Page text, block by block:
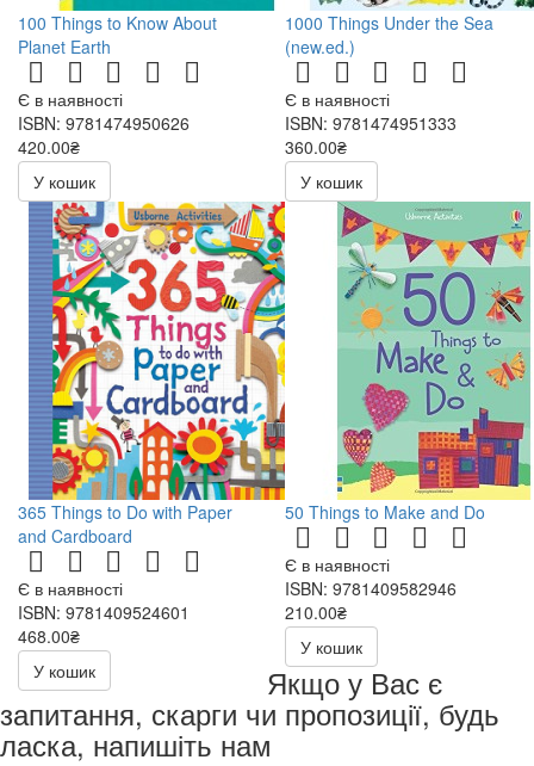
100 Things to Know About
Planet Earth
Є в наявності
ISBN: 9781474950626
420.00₴
У кошик
1000 Things Under the Sea
(new.ed.)
Є в наявності
ISBN: 9781474951333
360.00₴
У кошик
365 Things to Do with Paper
and Cardboard
Є в наявності
ISBN: 9781409524601
468.00₴
У кошик
50 Things to Make and Do
Є в наявності
ISBN: 9781409582946
210.00₴
У кошик
Якщо у Вас є
запитання, скарги чи пропозиції, будь
ласка, напишіть нам